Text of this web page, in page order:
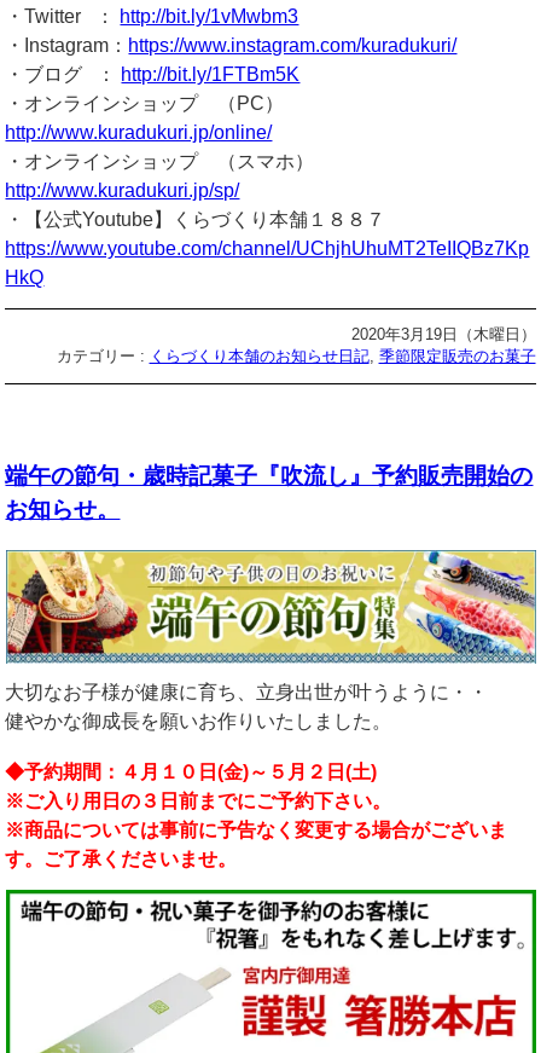
・Twitter ： http://bit.ly/1vMwbm3
・Instagram： https://www.instagram.com/kuradukuri/
・ブログ ： http://bit.ly/1FTBm5K
・オンラインショップ （PC）
http://www.kuradukuri.jp/online/
・オンラインショップ （スマホ）
http://www.kuradukuri.jp/sp/
・【公式Youtube】くらづくり本舗１８８７
https://www.youtube.com/channel/UChjhUhuMT2TeIIQBz7Kp
HkQ
2020年3月19日（木曜日）
カテゴリー : くらづくり本舗のお知らせ日記, 季節限定販売のお菓子
端午の節句・歳時記菓子『吹流し』予約販売開始の
お知らせ。
大切なお子様が健康に育ち、立身出世が叶うように・・
健やかな御成長を願いお作りいたしました。
◆予約期間：４月１０日(金)～５月２日(土)
※ご入り用日の３日前までにご予約下さい。
※商品については事前に予告なく変更する場合がございま
す。ご了承くださいませ。